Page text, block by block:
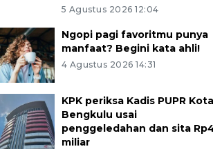
5 Agustus 2026 12:04
Ngopi pagi favoritmu punya
manfaat? Begini kata ahli!
4 Agustus 2026 14:31
KPK periksa Kadis PUPR Kota
Bengkulu usai
penggeledahan dan sita
miliar